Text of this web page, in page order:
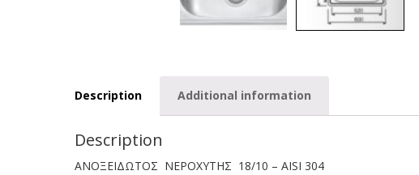
Description Additional information
Description
ΑΝΟΞΕΙΔΩΤΟΣ ΝΕΡΟΧΥΤΗΣ 18/10 – AISI 304